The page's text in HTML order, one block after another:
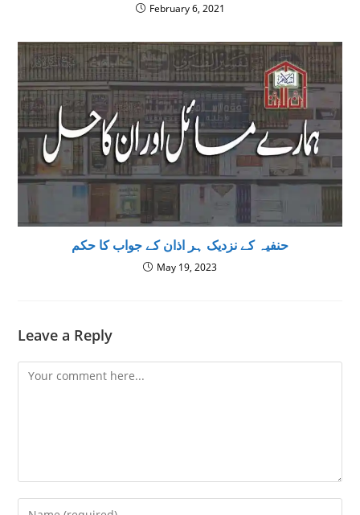
February 6, 2021
حنفیہ کے نزدیک ہر اذان کے جواب کا حکم
May 19, 2023
Leave a Reply
Comment
Enter